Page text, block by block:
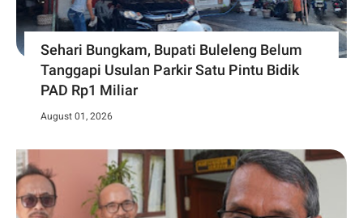
Sehari Bungkam, Bupati Buleleng Belum
Tanggapi Usulan Parkir Satu Pintu Bidik
PAD Rp1 Miliar
August 01, 2026